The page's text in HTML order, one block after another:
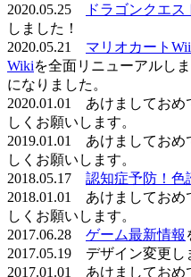
2020.05.25
ドラゴンクエス
しました！
2020.05.21 マリオカート
Wikiを全面リニューアルし
になりました。
2020.01.01 あけましておめ
しくお願いします。
2019.01.01 あけましておめ
しくお願いします。
2018.05.17 認知症予防！色
2018.01.01 あけましておめ
しくお願いします。
2017.06.28 ゲーム最新情報
2017.05.19 デザイン変更し
2017.01.01 あけましておめ